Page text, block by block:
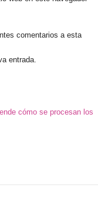
comentarios a esta
entrada.
cómo se procesan los